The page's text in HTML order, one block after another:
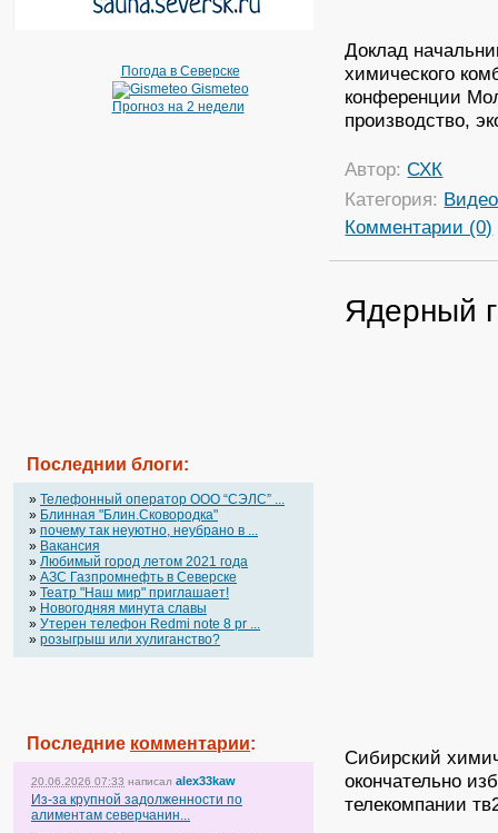
Погода в Северске
Gismeteo
Прогноз на 2 недели
Последнии блоги:
» Телефонный оператор OOO “СЭЛС” ...
» Блинная "Блин.Сковородка"
» почему так неуютно, неубрано в ...
» Вакансия
» Любимый город летом 2021 года
» АЗС Газпромнефть в Северске
» Театр "Наш мир" приглашает!
» Новогодняя минута славы
» Утерен телефон Redmi note 8 pr ...
» розыгрыш или хулиганство?
Последние комментарии:
20.06.2026 07:33 написал alex33kaw
Из-за крупной задолженности по
алиментам северчанин...
Доклад
химического
конференции
производство,
Автор:СХК
Категория: Видео
Комментарии (0)
Ядерный
Сибирский
окончательно
телекомпании